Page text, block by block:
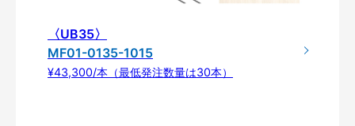
〈UB35〉
MF01-0135-1015
¥43,300/本（最低発注数量は30本）